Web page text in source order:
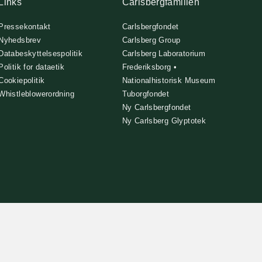
for dataetik
Carlsbergfondet
Carlsberg Group
Carlsberg Laboratorium
Frederiksborg •
Nationalhistorisk Museum
Tuborgfondet
Ny Carlsbergfondet
Ny Carlsberg Glyptotek